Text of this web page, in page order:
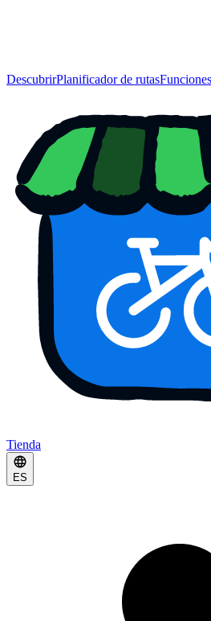
DescubrirPlanificador de rutas
Tienda
ES